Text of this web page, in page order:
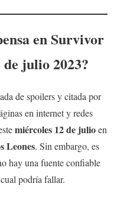
en Survivor
de julio2023?
de spoilers y citada por
en internet y redes
miércoles 12 de julioen
Leones. Sin embargo, es
hay una fuente confiable
podría fallar.